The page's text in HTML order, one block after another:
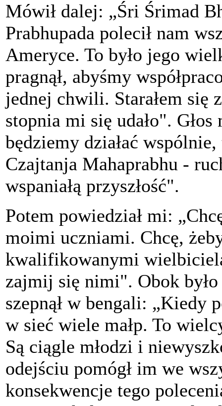
Mówił dalej: „Śri Śrimad
Prabhupada polecił nam
Ameryce. To było jego
pragnął, abyśmy
jednej chwili. Starałem się
stopnia mi się udało". Głos
będziemy działać
Czajtanja Mahaprabhu -
wspaniałą przyszłość".
Potem powiedział mi:
moimi uczniami. Chcę,
kwalifikowanymi
zajmij się nimi". Obok
szepnął w bengali: „Kiedy
w sieć wiele małp. To
Są ciągle młodzi i
odejściu pomógł im we
konsekwencje tego